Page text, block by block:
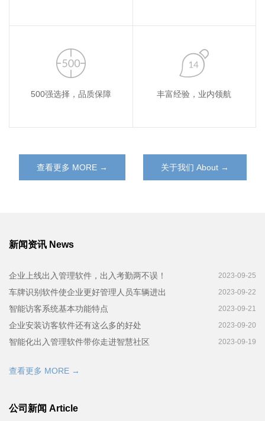
500强选择，品质保障 丰富经验，业内领航
查看更多 MORE → 关于我们 About →
新闻资讯 News
企业上线出入管理软件，出入考勤两不误！ 2023-09-25
车牌识别软件使企业更好管理人员车辆进出 2023-09-22
智能访客系统基本功能特点 2023-09-21
企业安装访客软件还有这么多的好处 2023-09-20
智能化出入管理软件带你走进智慧社区 2023-09-19
查看更多 MORE →
公司新闻 Article